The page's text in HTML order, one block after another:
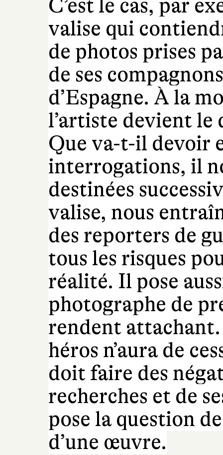
C’est le cas, par
valise qui
de photos prises
de ses
d’Espagne. À la
l’artiste devient le
Que va-t-il devoir
interrogations, il
destinées
valise, nous
des reporters de
tous les risques
réalité. Il pose
photographe de
rendent attachant.
héros n’aura de
doit faire des
recherches et de
pose la question
d’une œuvre.